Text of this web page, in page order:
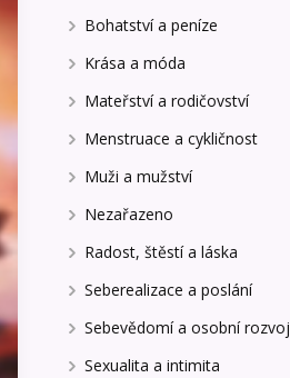
Bohatství a peníze
Krása a móda
Mateřství a rodičovství
Menstruace a cykličnost
Muži a mužství
Nezařazeno
Radost, štěstí a láska
Seberealizace a poslání
Sebevědomí a osobní rozvoj
Sexualita a intimita